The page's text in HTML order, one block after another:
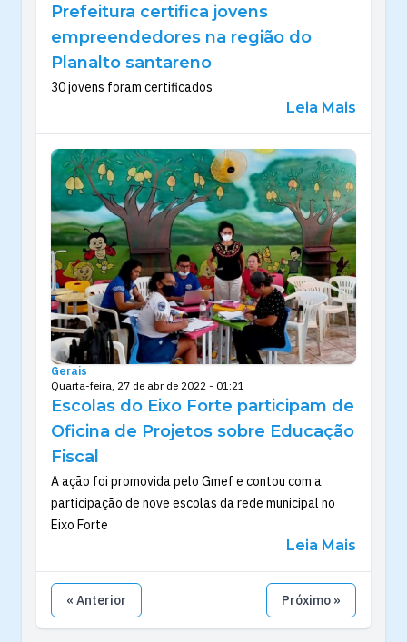
Prefeitura certifica jovens
empreendedores na região do
Planalto santareno
30 jovens foram certificados
Leia Mais
Gerais
Quarta-feira, 27 de abr de 2022 - 01:21
Escolas do Eixo Forte participam de
Oficina de Projetos sobre Educação
Fiscal
A ação foi promovida pelo Gmef e contou com a
participação de nove escolas da rede municipal no
Eixo Forte
Leia Mais
« Anterior Próximo »